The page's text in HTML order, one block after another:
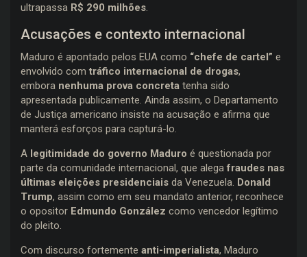
ultrapassa R$ 290 milhões.
Acusações e contexto internacional
Maduro é apontado pelos EUA como “chefe de cartel” e
envolvido com tráfico internacional de drogas,
embora nenhuma prova concreta tenha sido
apresentada publicamente. Ainda assim, o Departamento
de Justiça americano insiste na acusação e afirma que
manterá esforços para capturá-lo.
A legitimidade do governo Maduro é questionada por
parte da comunidade internacional, que alegafraudes nas
últimas eleições presidenciais da Venezuela. Donald
Trump, assim como em seu mandato anterior, reconhece
o opositor Edmundo González como vencedor legítimo
do pleito.
Com discurso fortemente anti-imperialista, Maduro